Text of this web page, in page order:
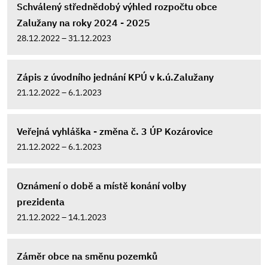
Schválený střednědobý výhled rozpočtu obce
Zalužany na roky 2024 - 2025
28.12.2022 – 31.12.2023
Zápis z úvodního jednání KPÚ v k.ú.Zalužany
21.12.2022 – 6.1.2023
Veřejná vyhláška - změna č. 3 ÚP Kozárovice
21.12.2022 – 6.1.2023
Oznámení o době a místě konání volby
prezidenta
21.12.2022 – 14.1.2023
Záměr obce na směnu pozemků